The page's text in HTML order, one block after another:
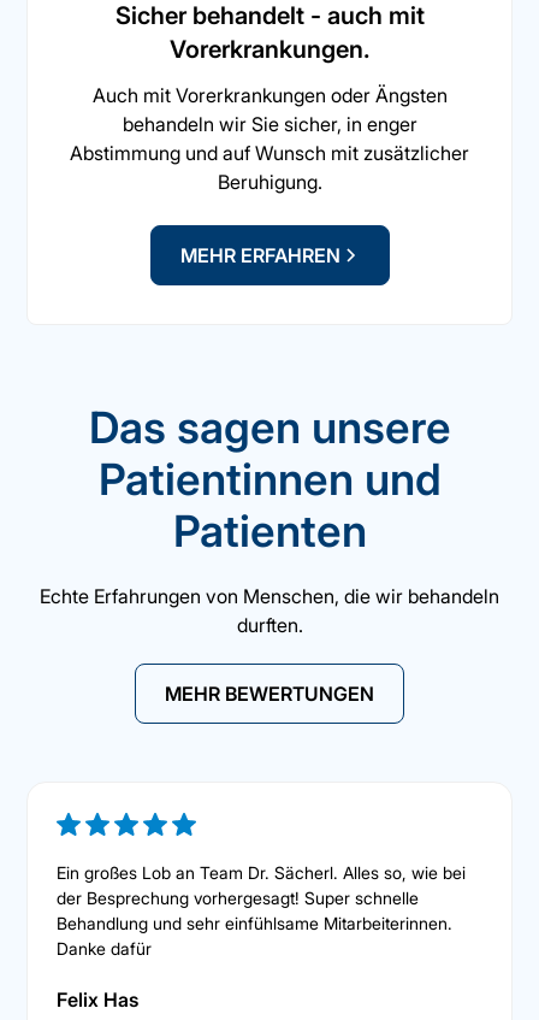
Sicher behandelt - auch mit
Vorerkrankungen.
Auch mit Vorerkrankungen oder Ängsten
behandeln wir Sie sicher, in enger
Abstimmung und auf Wunsch mit zusätzlicher
Beruhigung.
MEHR ERFAHREN
Das sagen unsere
Patientinnen und
Patienten
Echte Erfahrungen von Menschen, die wir behandeln
durften.
MEHR BEWERTUNGEN
Ein großes Lob an Team Dr. Sächerl. Alles so, wie bei
der Besprechung vorhergesagt! Super schnelle
Behandlung und sehr einfühlsame Mitarbeiterinnen.
Danke dafür
Felix Has